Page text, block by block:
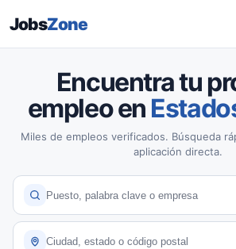
JobsZone
Encuentra tu
empleo en
Miles de empleos verificados. Búsqueda
aplicación directa.